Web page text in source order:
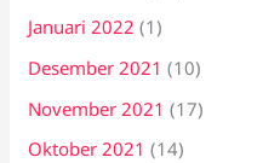
Januari 2022 (1)
Desember 2021 (10)
November 2021 (17)
Oktober 2021 (14)